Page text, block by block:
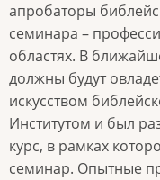
апробаторы
семинара –
областях. В
должны будут
искусством
Институтом и был
курс, в рамках
семинар. Опытные